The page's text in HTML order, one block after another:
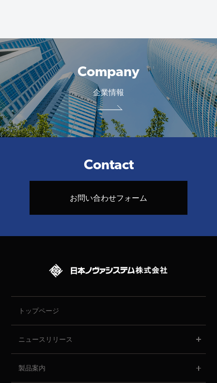
Contact
お問い合わせフォーム
Company
企業情報
トップページ
ニュースリリース
製品案内